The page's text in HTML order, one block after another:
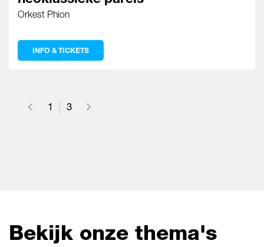
Orkest Phion
INFO & TICKETS
1 3
Bekijk onze thema's